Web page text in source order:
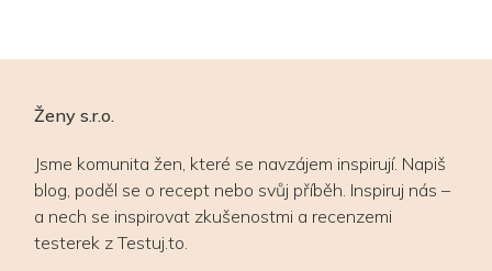
Ženy s.r.o.
Jsme komunita žen, které se navzájem inspirují. Napiš
blog, poděl se o recept nebo svůj příběh. Inspiruj nás –
a nech se inspirovat zkušenostmi a recenzemi
testerek z Testuj.to.